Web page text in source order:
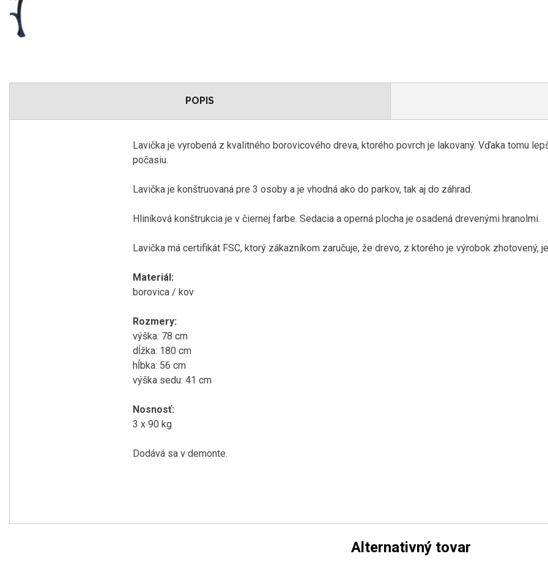
POPIS
Lavička je vyrobená z kvalitného borovicového dreva, ktorého povrch je lakovaný. Vďaka tomu
počasiu.
Lavička je konštruovaná pre 3 osoby a je vhodná ako do parkov, tak aj do záhrad.
Hliníková konštrukcia je v čiernej farbe. Sedacia a operná plocha je osadená drevenými hranolmi.
Lavička má certifikát FSC, ktorý zákazníkom zaručuje, že drevo, z ktorého je výrobok zhotovený,
Materiál:
borovica / kov
Rozmery:
výška: 78 cm
dĺžka: 180 cm
hĺbka: 56 cm
výška sedu: 41 cm
Nosnosť:
3 x 90 kg
Dodává sa v demonte.
Alternativný tovar